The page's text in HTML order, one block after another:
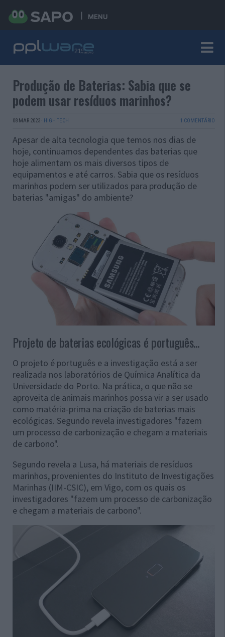
MENU
Produção de Baterias: Sabia que se
podem usar resíduos marinhos?
08 MAR 2023 · HIGH TECH 1 COMENTÁRIO
Apesar de alta tecnologia que temos nos dias de
hoje, continuamos dependentes das baterias que
hoje alimentam os mais diversos tipos de
equipamentos e até carros. Sabia que os resíduos
marinhos podem ser utilizados para produção de
baterias "amigas" do ambiente?
Projeto de baterias ecológicas é português...
O projeto é português e a investigação está a ser
realizada nos laboratórios de Química Analítica da
Universidade do Porto. Na prática, o que não se
aproveita de animais marinhos possa vir a ser usado
como matéria-prima na criação de baterias mais
ecológicas. Segundo revela investigadores "fazem
um processo de carbonização e chegam a materiais
de carbono".
Segundo revela a Lusa, há materiais de resíduos
marinhos, provenientes do Instituto de Investigações
Marinhas (IIM-CSIC), em Vigo, com os quais os
investigadores "fazem um processo de carbonização
e chegam a materiais de carbono".